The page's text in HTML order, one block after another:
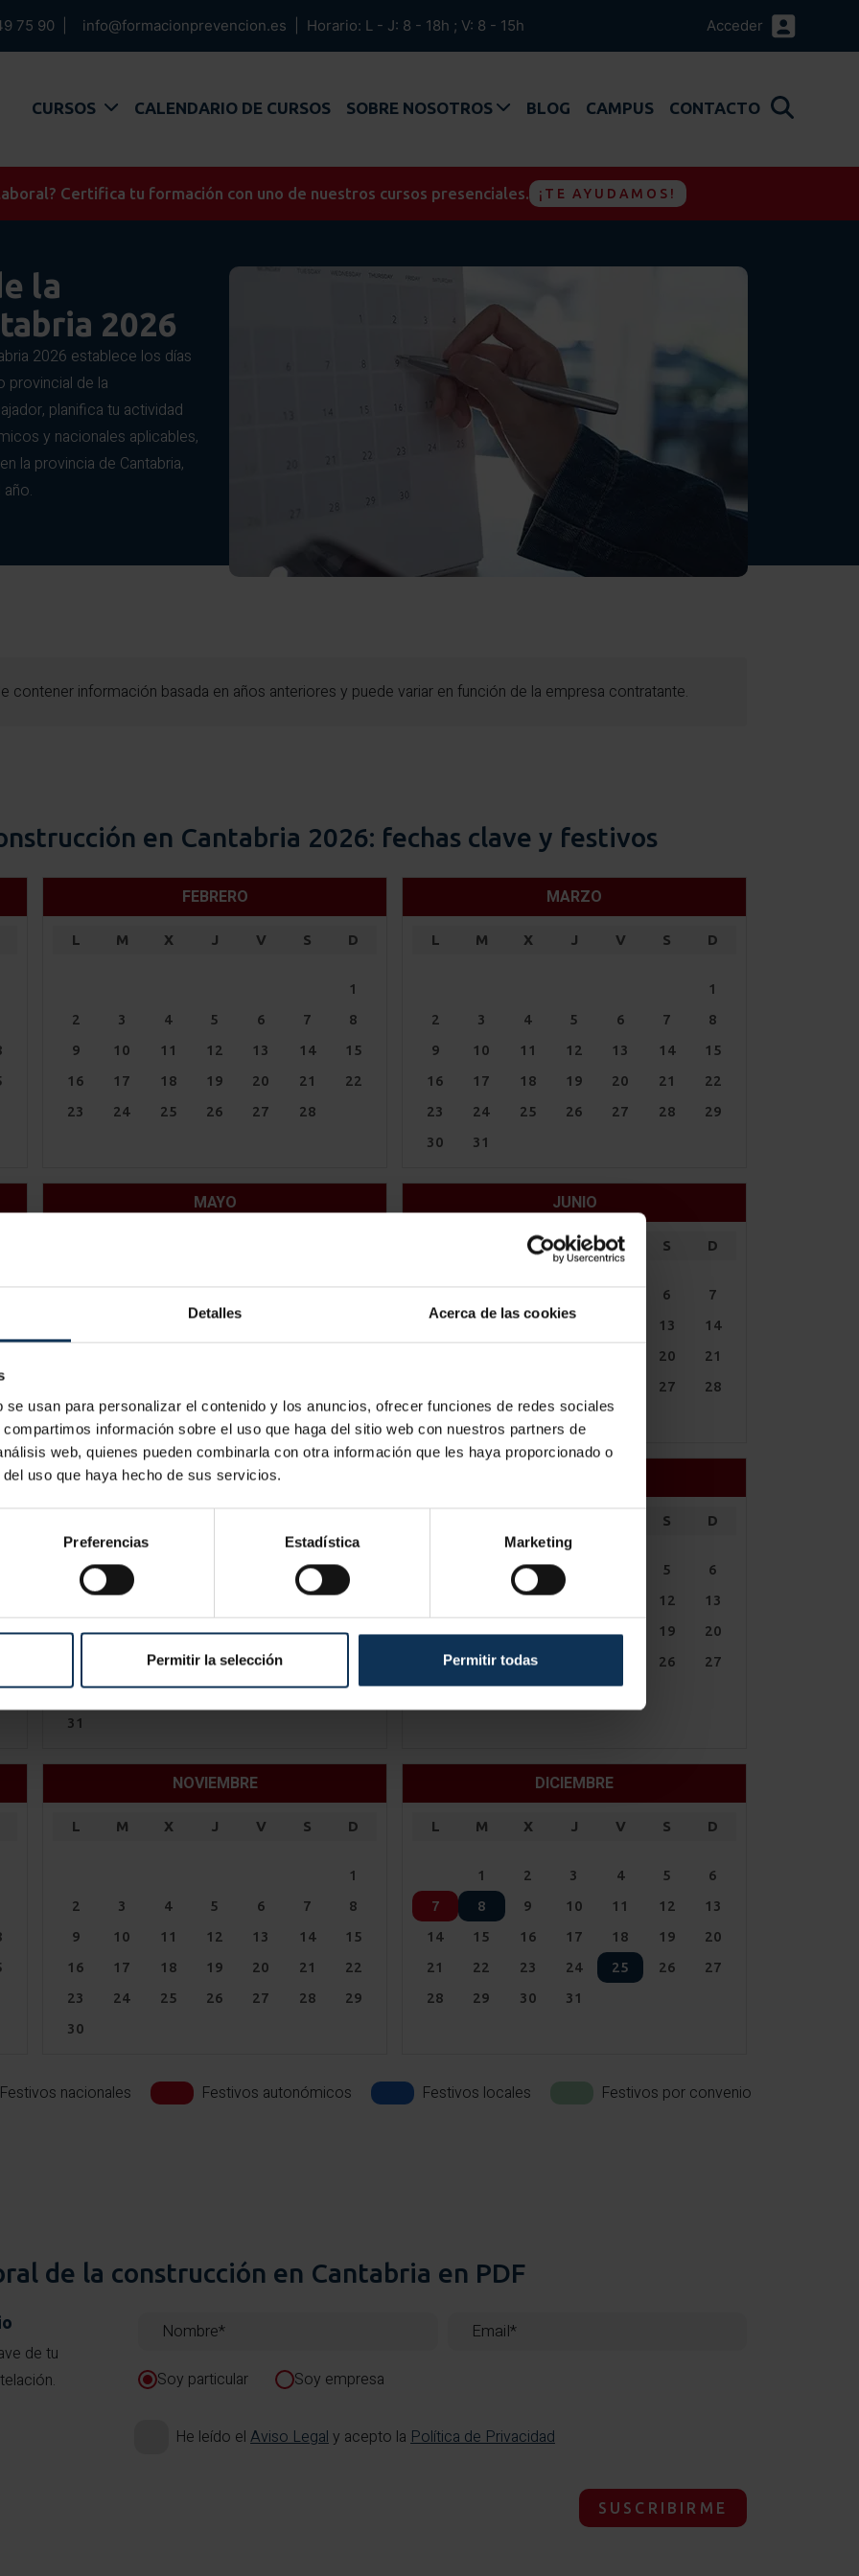
Detalles Acerca de las cookies
usan para personalizar el contenido y los anuncios, ofrecer funciones de redes sociales
información sobre el uso que haga del sitio web con nuestros partners de
web, quienes pueden combinarla con otra información que les haya proporcionado o
uso que haya hecho de sus servicios.
Preferencias Estadística Marketing
Permitir la selección Permitir todas
75 90 info@formacionprevencion.es Horario: L - J: 8 - 18h ; V: 8 - 15h Acceder
CURSOS CALENDARIO DE CURSOS SOBRE NOSOTROS BLOG CAMPUS CONTACTO
Certifica tu formación con uno de nuestros cursos presenciales. ¡TE AYUDAMOS!
la
2026
2026 establece los días
de la
planifica tu actividad
y nacionales aplicables,
la provincia de Cantabria,
contener información basada en años anteriores y puede variar en función de la empresa contratante.
en Cantabria 2026: fechas clave y festivos
FEBRERO
L M X J V S D
1
2
3 4 5 6 7
8
9
10 11 12 13 14
15
16
17 18 19 20 21
22
23
24 25 26 27 28
MARZO
L M X J V S D
1
2
3 4 5 6 7
8
9
10 11 12 13 14
15
16
17 18 19 20 21
22
23
24 25 26 27 28
29
30
31
MAYO
25
26 27 28 29 30 31
JUNIO
X J V S D
6
7
13
14
20
21
27
28
29
30
AGOSTO
1
4 8
10
11 12 13 14 15
16
19 20 21
24
25 26 27 28 29
30
31
S D
2 5
6
9 12
13
14
15 16 17 18 19
20
21
22 23 26
27
28
29 30
NOVIEMBRE
L M X J V S D
1
2
3 4 5 6 7
8
9
10 11 12 13 14
15
16
17 18 19 20 21
22
23
24 25 26 27 28
29
30
DICIEMBRE
L M X J V S D
1 2 3 4 5
6
7
8 9 10 11 12
13
14
15 16 17 18 19
20
21
22 23 24 25 26
27
28
29 30 31
Festivos nacionales Festivos autonómicos Festivos locales Festivos por convenio
de la construcción en Cantabria en PDF
de tu
Soy particular Soy empresa
He leído el Aviso Legal y acepto la Política de Privacidad
SUSCRIBIRME